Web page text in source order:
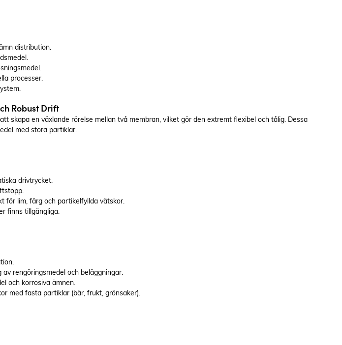
distribution.
processer.
Robust Drift
skapa en växlande rörelse mellan två membran, vilket gör den extremt flexibel och tålig. Dessa
med stora partiklar.
drivtrycket.
för lim, färg och partikelfyllda vätskor.
finns tillgängliga.
rengöringsmedel och beläggningar.
och korrosiva ämnen.
med fasta partiklar (bär, frukt, grönsaker).